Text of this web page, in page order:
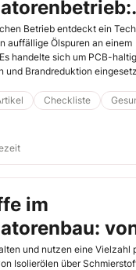
zur
Betrieb entdeckt ein
auffällige Ölspuren an einem
handelte sich um PCB-
und Brandreduktion
Checkliste
im
zur
und nutzen eine Vielzahl
Isolierölen über